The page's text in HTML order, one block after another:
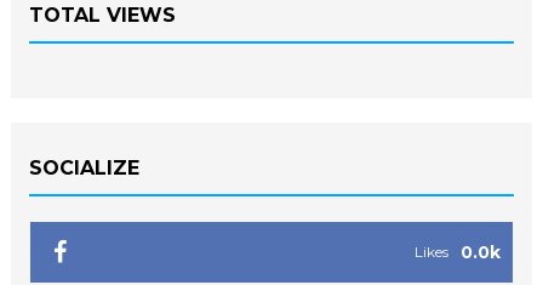
TOTAL VIEWS
SOCIALIZE
0.0k
Likes